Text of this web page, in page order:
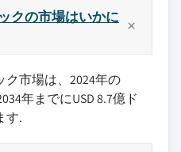
セサリーパッケージやサブス
モデルの提供
ンの状況
プメント
ストリアル・ビークル
ト
リアルハンドリング
ル・マテリアルズ・ハン
クの市場はいかに
市場は、2024年の
年までにUSD 8.7億ド
す.